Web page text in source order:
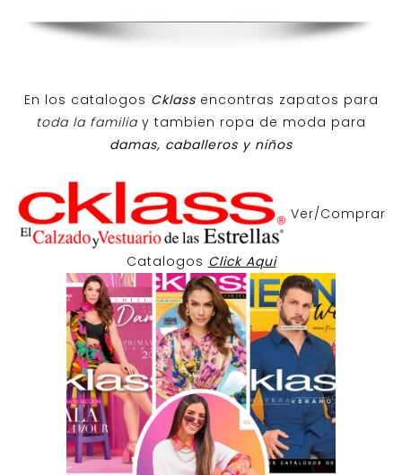
En los catalogos Cklass encontras zapatos para
toda la familiay tambien ropa de moda para
damas, caballeros y niños
Ver/Comprar
Catalogos Click Aqui